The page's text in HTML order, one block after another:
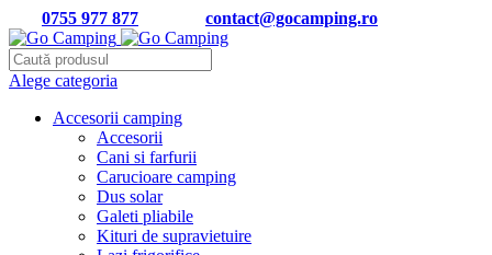
0755 977 877 contact@gocamping.ro
Alege categoria
Accesorii camping
Accesorii
Cani si farfurii
Carucioare camping
Dus solar
Galeti pliabile
Kituri de supravietuire